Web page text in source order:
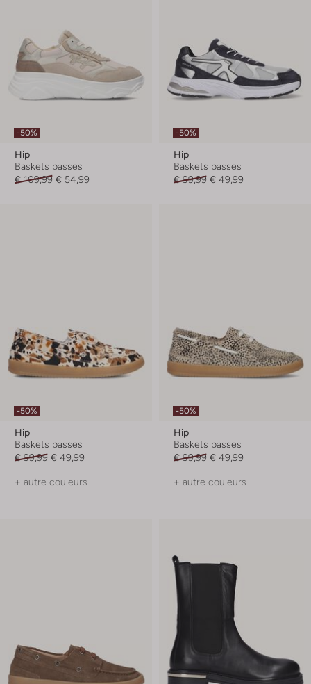
-50%
Hip
Baskets basses
€ 109,99 € 54,99
-50%
Hip
Baskets basses
€ 99,99 € 49,99
-50%
Hip
Baskets basses
€ 99,99 € 49,99
+ autre couleurs
-50%
Hip
Baskets basses
€ 99,99 € 49,99
+ autre couleurs